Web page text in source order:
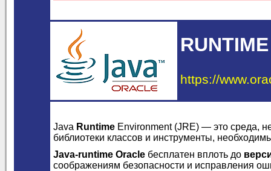
https://
Java Runtime Environment (JRE) — это среда,
библиотеки классов и инструменты,
Java-runtime Oracle бесплатен вплоть до
соображениям безопасности и исправления